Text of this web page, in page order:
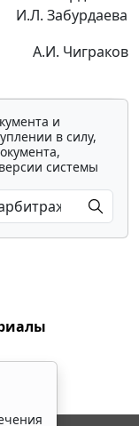
И.Л. Забурдаева
А.И. Чиграков
и
в силу,
системы